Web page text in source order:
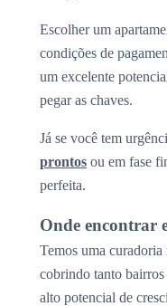
Escolher um
condições de
um excelente
pegar as chaves.
Já se você tem
prontos ou em fase
perfeita.
Onde encontrar
Temos uma
cobrindo tanto
alto potencial de